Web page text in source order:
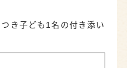
き子ども1名の付き添い